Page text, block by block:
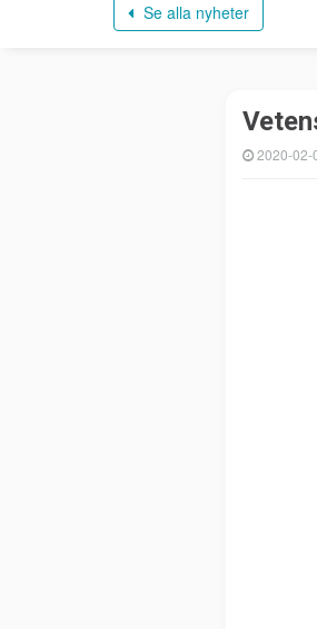
Se alla nyheter
2020-02-